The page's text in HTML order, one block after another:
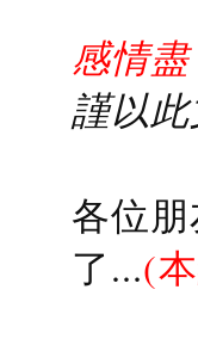
感情
謹以
各位
了...(